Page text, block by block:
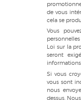
de vous
cela se
Vous
Loi sur la
seront
informations
Si vous
vous sont
nous
dessus.